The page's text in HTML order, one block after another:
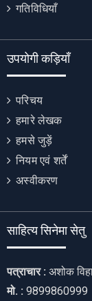
गतिविधियाँ
उपयोगी कड़ियाँ
परिचय
हमारे लेखक
हमसे जुड़ें
नियम एवं शर्तें
अस्वीकरण
साहित्य सिनेमा सेतु
पत्राचार : अशोक
मो. : 9899860999